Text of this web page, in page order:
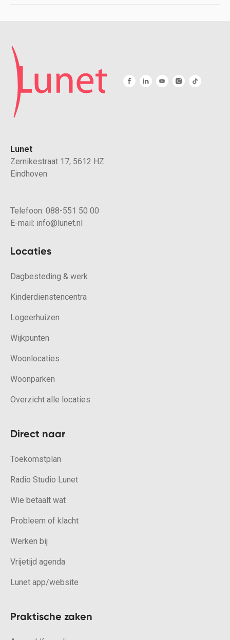
Lunet
Zernikestraat 17, 5612 HZ
Eindhoven
Telefoon: 088-551 50 00
E-mail: info@lunet.nl
Locaties
Dagbesteding & werk
Kinderdienstencentra
Logeerhuizen
Wijkpunten
Woonlocaties
Woonparken
Overzicht alle locaties
Direct naar
Toekomstplan
Radio Studio Lunet
Wie betaalt wat
Probleem of klacht
Werken bij
Vrijetijd agenda
Lunet app/website
Praktische zaken